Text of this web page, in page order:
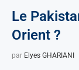
Le
Orient ?
par Elyes GHARIANI